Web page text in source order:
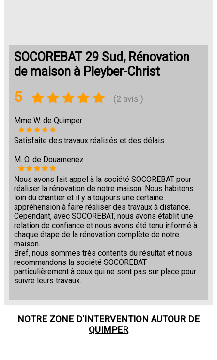
SOCOREBAT 29 Sud, Rénovation
de maison à Pleyber-Christ
5 (2 avis )
Mme W. de Quimper
Satisfaite des travaux réalisés et des délais.
M. O. de Douarnenez
Nous avons fait appel à la société SOCOREBAT pour
réaliser la rénovation de notre maison. Nous habitons
loin du chantier et il y a toujours une certaine
appréhension à faire réaliser des travaux à distance.
Cependant, avec SOCOREBAT, nous avons établit une
relation de confiance et nous avons été tenu informé à
chaque étape de la rénovation complète de notre
maison.
Bref, nous sommes très contents du résultat et nous
recommandons la société SOCOREBAT
particulièrement à ceux qui ne sont pas sur place pour
suivre leurs travaux.
NOTRE ZONE D'INTERVENTION AUTOUR DE
QUIMPER